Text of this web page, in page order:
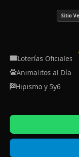
Sitio
Loterías Oficiales
Animalitos al Día
Hipismo y 5y6